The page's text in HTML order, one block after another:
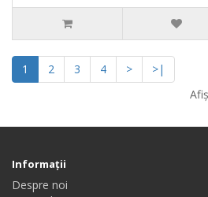
1 2 3 4 >
>|
Informaţii
Despre noi